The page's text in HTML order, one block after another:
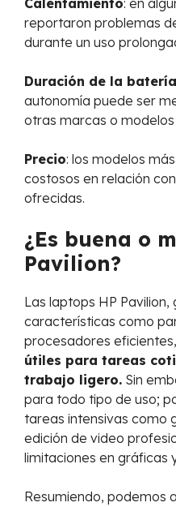
Calentamiento: en
reportaron problemas
durante un uso
Duración de la batería
autonomía puede ser
otras marcas o
Precio: los modelos
costosos en relación
ofrecidas.
¿Es buena o
Pavilion?
Las laptops HP Pavilion,
características como
procesadores eficientes,
útiles para tareas
trabajo ligero. Sin
para todo tipo de uso;
tareas intensivas como
edición de video
limitaciones en gráficas
Resumiendo, podemos